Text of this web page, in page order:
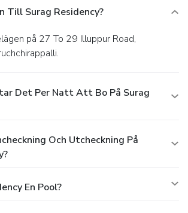
Till Surag Residency?
Det Per Natt Att Bo På Surag
Och Utcheckning På
En Pool?